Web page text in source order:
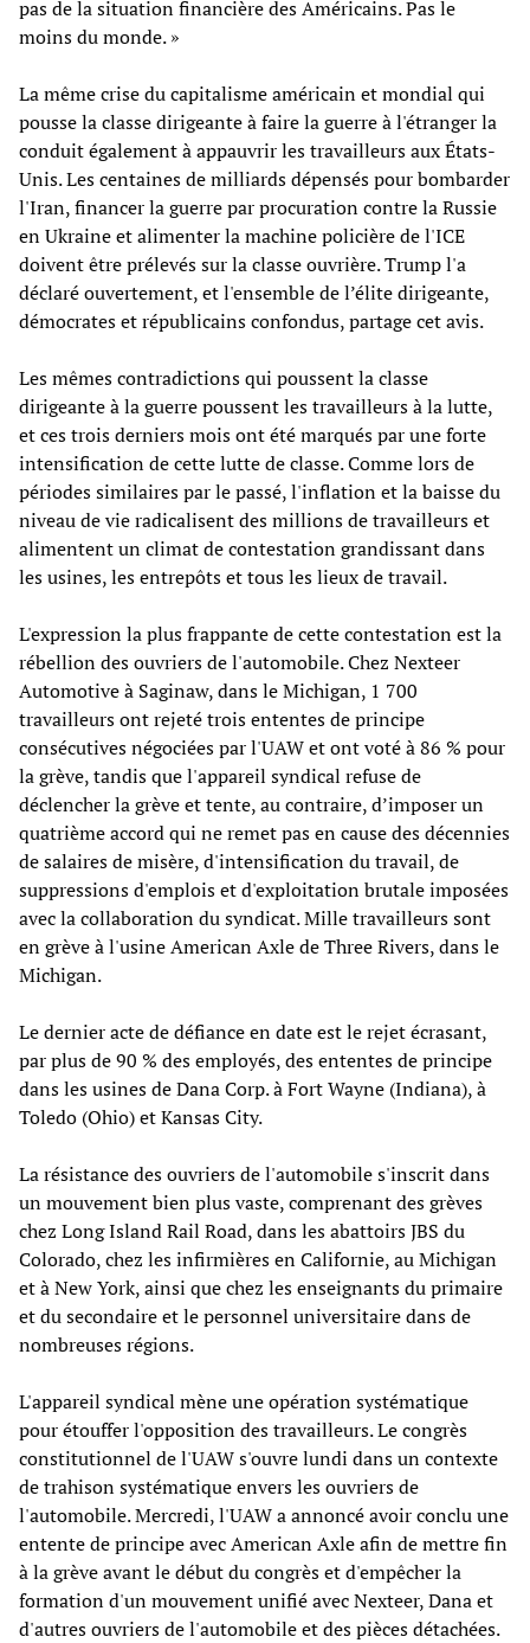
pas de la situation financière des Américains. Pas le
moins du monde. »
La même crise du capitalisme américain et mondial qui
pousse la classe dirigeante à faire la guerre à l'étranger la
conduit également à appauvrir les travailleurs aux États-
Unis. Les centaines de milliards dépensés pour bombarder
l'Iran, financer la guerre par procuration contre la Russie
en Ukraine et alimenter la machine policière de l'ICE
doivent être prélevés sur la classe ouvrière. Trump l'a
déclaré ouvertement, et l'ensemble de l’élite dirigeante,
démocrates et républicains confondus, partage cet avis.
Les mêmes contradictions qui poussent la classe
dirigeante à la guerre poussent les travailleurs à la lutte,
et ces trois derniers mois ont été marqués par une forte
intensification de cette lutte de classe. Comme lors de
périodes similaires par le passé, l'inflation et la baisse du
niveau de vie radicalisent des millions de travailleurs et
alimentent un climat de contestation grandissant dans
les usines, les entrepôts et tous les lieux de travail.
L'expression la plus frappante de cette contestation est la
rébellion des ouvriers de l'automobile. Chez Nexteer
Automotive à Saginaw, dans le Michigan, 1 700
travailleurs ont rejeté trois ententes de principe
consécutives négociées par l'UAW et ont voté à 86 % pour
la grève, tandis que l'appareil syndical refuse de
déclencher la grève et tente, au contraire, d’imposer un
quatrième accord qui ne remet pas en cause des décennies
de salaires de misère, d'intensification du travail, de
suppressions d'emplois et d'exploitation brutale imposées
avec la collaboration du syndicat. Mille travailleurs sont
en grève à l'usine American Axle de Three Rivers, dans le
Michigan.
Le dernier acte de défiance en date est le rejet écrasant,
par plus de 90 % des employés, des ententes de principe
dans les usines de Dana Corp. à Fort Wayne (Indiana), à
Toledo (Ohio) et Kansas City.
La résistance des ouvriers de l'automobile s'inscrit dans
un mouvement bien plus vaste, comprenant des grèves
chez Long Island Rail Road, dans les abattoirs JBS du
Colorado, chez les infirmières en Californie, au Michigan
et à New York, ainsi que chez les enseignants du primaire
et du secondaire et le personnel universitaire dans de
nombreuses régions.
L'appareil syndical mène une opération systématique
pour étouffer l'opposition des travailleurs. Le congrès
constitutionnel de l'UAW s'ouvre lundi dans un contexte
de trahison systématique envers les ouvriers de
l'automobile. Mercredi, l'UAW a annoncé avoir conclu une
entente de principe avec American Axle afin de mettre fin
à la grève avant le début du congrès et d'empêcher la
formation d'un mouvement unifié avec Nexteer, Dana et
d'autres ouvriers de l'automobile et des pièces détachées.